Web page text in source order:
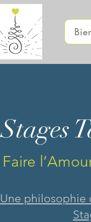
Stages
Faire
Une philosophie